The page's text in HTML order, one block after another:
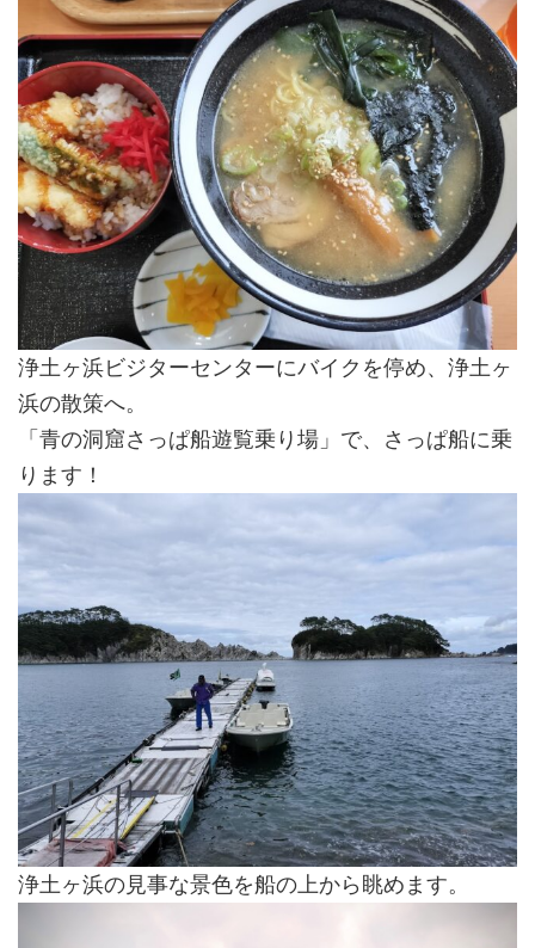
浄土ヶ浜ビジターセンターにバイクを停め、浄土ヶ
浜の散策へ。
「青の洞窟さっぱ船遊覧乗り場」で、さっぱ船に乗
ります！
浄土ヶ浜の見事な景色を船の上から眺めます。